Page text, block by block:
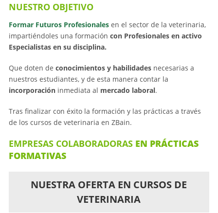
NUESTRO OBJETIVO
Formar Futuros Profesionalesen el sector de la veterinaria,
impartiéndoles una formación con Profesionales en activo
Especialistas en su disciplina.
Que doten de conocimientos y habilidades necesarias a
nuestros estudiantes, y de esta manera contar la
incorporación inmediata al mercado laboral.
Tras finalizar con éxito la formación y las prácticas a través
de los cursos de veterinaria en ZBain.
EMPRESAS COLABORADORASEN PRÁCTICAS
FORMATIVAS
NUESTRA OFERTA EN CURSOS DE
VETERINARIA